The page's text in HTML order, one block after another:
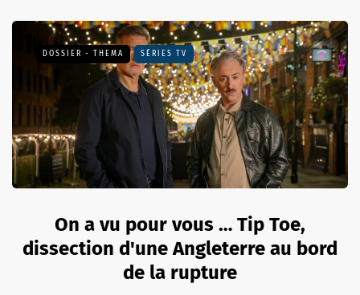
DOSSIER - THEMA SÉRIES TV
On a vu pour vous … Tip Toe,
dissection d'une Angleterre au bord
de la rupture